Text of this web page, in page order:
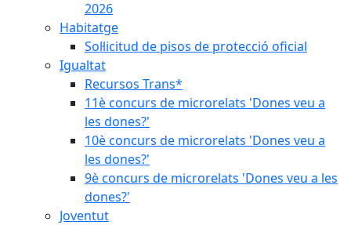
2026
Habitatge
Sol·licitud de pisos de protecció oficial
Igualtat
Recursos Trans*
11è concurs de microrelats 'Dones veu a
les dones?'
10è concurs de microrelats 'Dones veu a
les dones?'
9è concurs de microrelats 'Dones veu a les
dones?'
Joventut